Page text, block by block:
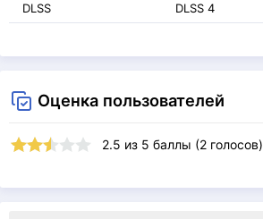
DLSS DLSS 4
Оценка пользователей
2.5 из 5 баллы (2 голосов)